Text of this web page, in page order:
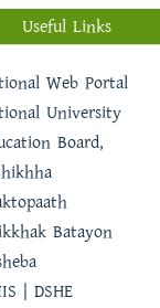
Useful Links
Web Portal
University
Board,
Batayon
| DSHE